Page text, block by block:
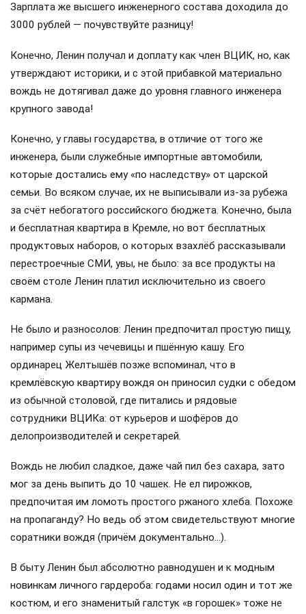
Зарплата же высшего инженерного состава доходила до
3000 рублей — почувствуйте разницу!
Конечно, Ленин получал и доплату как член ВЦИК, но, как
утверждают историки, и с этой прибавкой материально
вождь не дотягивал даже до уровня главного инженера
крупного завода!
Конечно, у главы государства, в отличие от того же
инженера, были служебные импортные автомобили,
которые достались ему «по наследству» от царской
семьи. Во всяком случае, их не выписывали из-за рубежа
за счёт небогатого российского бюджета. Конечно, была
и бесплатная квартира в Кремле, но вот бесплатных
продуктовых наборов, о которых взахлёб рассказывали
перестроечные СМИ, увы, не было: за все продукты на
своём столе Ленин платил исключительно из своего
кармана.
Не было и разносолов: Ленин предпочитал простую пищу,
например супы из чечевицы и пшённую кашу. Его
ординарец Желтышёв позже вспоминал, что в
кремлёвскую квартиру вождя он приносил судки с обедом
из обычной столовой, где питались и рядовые
сотрудники ВЦИКа: от курьеров и шофёров до
делопроизводителей и секретарей.
Вождь не любил сладкое, даже чай пил без сахара, зато
мог за день выпить до 10 чашек. Не ел пирожков,
предпочитая им ломоть простого ржаного хлеба. Похоже
на пропаганду? Но ведь об этом свидетельствуют многие
соратники вождя (причём документально…).
В быту Ленин был абсолютно равнодушен и к модным
новинкам личного гардероба: годами носил один и тот же
костюм, и его знаменитый галстук «в горошек» тоже не